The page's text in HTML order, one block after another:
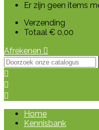
Er zijn geen items
Verzending
Totaal € 0,00
Afrekenen 



Home
Kennisbank